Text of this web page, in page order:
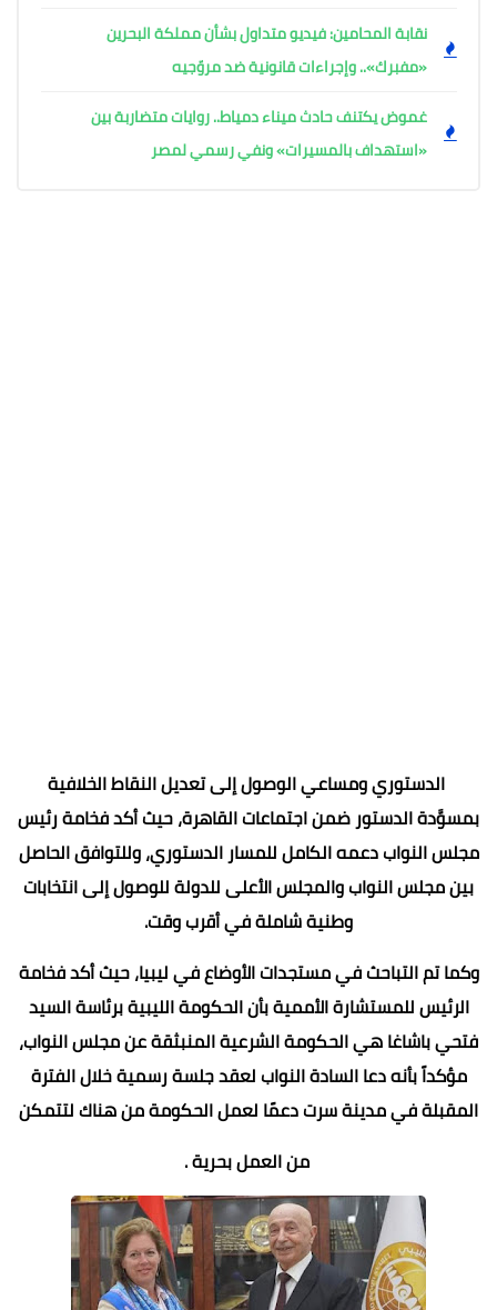
نقابة المحامين: فيديو متداول بشأن مملكة البحرين
«مفبرك».. وإجراءات قانونية ضد مروّجيه
غموض يكتنف حادث ميناء دمياط.. روايات متضاربة بين
«استهداف بالمسيرات» ونفي رسمي لمصر
الدستوري ومساعي الوصول إلى تعديل النقاط الخلافية
بمسوَّدة الدستور ضمن اجتماعات القاهرة، حيث أكد فخامة رئيس
مجلس النواب دعمه الكامل للمسار الدستوري، وللتوافق الحاصل
بين مجلس النواب والمجلس الأعلى للدولة للوصول إلى انتخابات
وطنية شاملة في أقرب وقت.
وكما تم التباحث في مستجدات الأوضاع في ليبيا، حيث أكد فخامة
الرئيس للمستشارة الأممية بأن الحكومة الليبية برئاسة السيد
فتحي باشاغا هي الحكومة الشرعية المنبثقة عن مجلس النواب،
مؤكداً بأنه دعا السادة النواب لعقد جلسة رسمية خلال الفترة
المقبلة في مدينة سرت دعمًا لعمل الحكومة من هناك لتتمكن
من العمل بحرية .